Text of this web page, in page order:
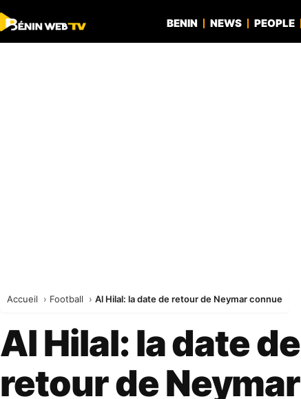
BENIN NEWS PEOPLE
Accueil Football Al Hilal: la date de retour de Neymar connue
Al Hilal: la date de
retour de Neymar